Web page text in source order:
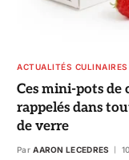
ACTUALITÉS CULINAIRES
Ces mini-pots
rappelés dans
de verre
Par AARON LECEDRES